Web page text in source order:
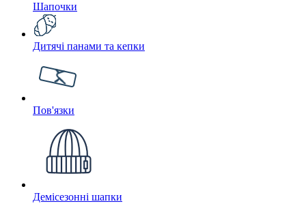
Шапочки
Дитячі панами та кепки
Пов'язки
Демісезонні шапки